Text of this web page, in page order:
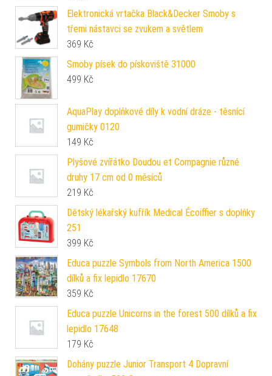
Elektronická vrtačka Black&Decker Smoby s
třemi nástavci se zvukem a světlem
369 Kč
Smoby písek do pískoviště 31000
499 Kč
AquaPlay doplňkové díly k vodní dráze - těsnící
gumičky 0120
149 Kč
Plyšové zvířátko Doudou et Compagnie různé
druhy 17 cm od 0 měsíců
219 Kč
Dětský lékařský kufřík Medical Écoiffier s doplňky
251
399 Kč
Educa puzzle Symbols from North America 1500
dílků a fix lepidlo 17670
359 Kč
Educa puzzle Unicorns in the forest 500 dílků a fix
lepidlo 17648
179 Kč
Dohány puzzle Junior Transport 4 Dopravní